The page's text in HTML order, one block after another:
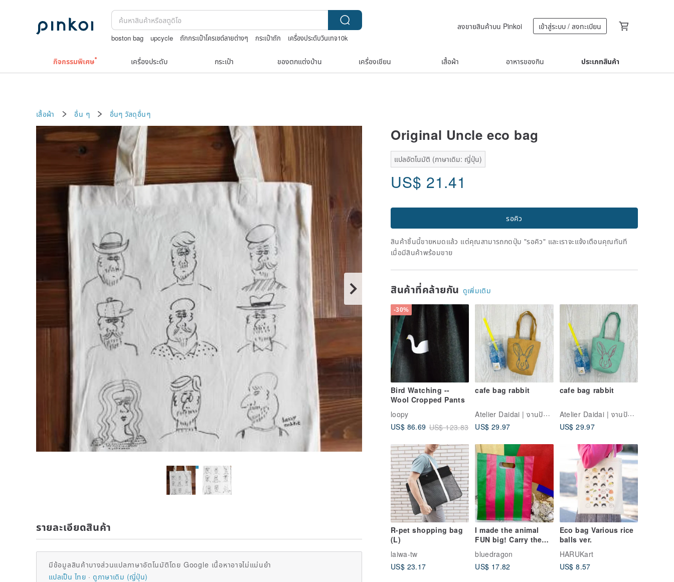
boston bag upcycle ถักกระเป๋าโครเชต์ลายต่างๆ กระเป๋าถัก
เครื่องประดับวินเทจ10k
ลงขายสินค้าบน Pinkoi เข้าสู่ระบบ / ลงทะเบียน
กิจกรรมพิเศษ เครื่องประดับ กระเป๋า ของตกแต่งบ้าน เครื่องเขียน เสื้อผ้า อาหารของกิน ประเภทสินค้า
เสื้อผ้า อื่น ๆ อื่นๆ วัสดุอื่นๆ
Original Uncle eco bag
แปลอัตโนมัติ (ภาษาเดิม: ญี่ปุ่น)
US$ 21.41
รอคิว
สินค้าชิ้นนี้ขายหมดแล้ว แต่คุณสามารถกดปุ่ม "รอคิว" และเราจะแจ้งเตือนคุณทันที
เมื่อมีสินค้าพร้อมขาย
สินค้าที่คล้ายกัน ดูเพิ่มเติม
-30%
Bird Watching --
Wool Cropped Pants
loopy
US$ 86.69 US$ 123.83
cafe bag rabbit
Atelier Daidai | งานปักมือและถักลูกไม้
US$ 29.97
cafe bag rabbit
Atelier Daidai | งานปักมือและถักลูกไม้
US$ 29.97
R-pet shopping bag
(L)
laiwa-tw
US$ 23.17
I made the animal
FUN big! Carry the
bag
bluedragon
US$ 17.82
Eco bag Various rice
balls ver.
HARUKart
US$ 8.57
รายละเอียดสินค้า
มีข้อมูลสินค้าบางส่วนแปลภาษาอัตโนมัติโดย Google เนื้อหาอาจไม่แม่นยำ
แปลเป็น ไทย
ดูภาษาเดิม (ญี่ปุ่น)